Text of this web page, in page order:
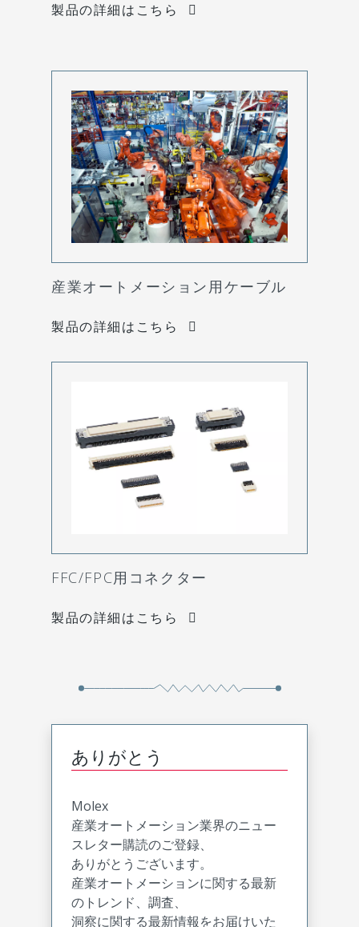
製品の詳細はこちら
産業オートメーション用ケーブル
製品の詳細はこちら
FFC/FPC用コネクター
製品の詳細はこちら
ありがとう
Molex
産業オートメーション業界のニュー
スレター購読のご登録、
ありがとうございます。
産業オートメーションに関する最新
のトレンド、調査、
洞察に関する最新情報をお届けいた